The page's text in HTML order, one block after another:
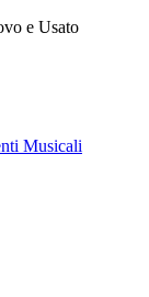
e Usato